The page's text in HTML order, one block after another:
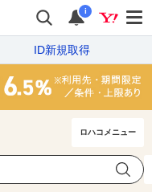
i
ID新規取得
ロハコメニュー